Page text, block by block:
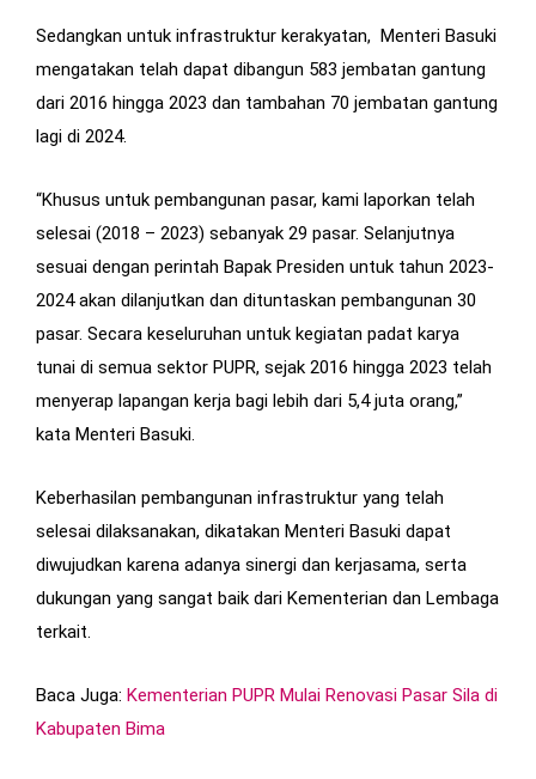
Sedangkan untuk infrastruktur kerakyatan, Menteri Basuki
mengatakan telah dapat dibangun 583 jembatan gantung
dari 2016 hingga 2023 dan tambahan 70 jembatan gantung
lagi di 2024.
“Khusus untuk pembangunan pasar, kami laporkan telah
selesai (2018 – 2023) sebanyak 29 pasar. Selanjutnya
sesuai dengan perintah Bapak Presiden untuk tahun 2023-
2024 akan dilanjutkan dan dituntaskan pembangunan 30
pasar. Secara keseluruhan untuk kegiatan padat karya
tunai di semua sektor PUPR, sejak 2016 hingga 2023 telah
menyerap lapangan kerja bagi lebih dari 5,4 juta orang,”
kata Menteri Basuki.
Keberhasilan pembangunan infrastruktur yang telah
selesai dilaksanakan, dikatakan Menteri Basuki dapat
diwujudkan karena adanya sinergi dan kerjasama, serta
dukungan yang sangat baik dari Kementerian dan Lembaga
terkait.
Baca Juga: Kementerian PUPR Mulai Renovasi Pasar Sila di
Kabupaten Bima